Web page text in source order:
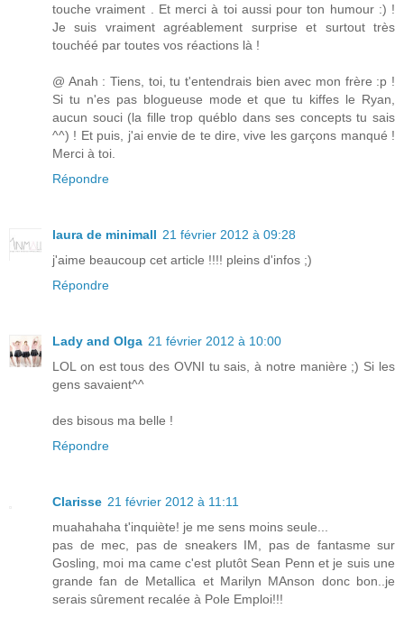
touche vraiment . Et merci à toi aussi pour ton humour :) !
Je suis vraiment agréablement surprise et surtout très
touchéé par toutes vos réactions là !
@ Anah : Tiens, toi, tu t'entendrais bien avec mon frère :p !
Si tu n'es pas blogueuse mode et que tu kiffes le Ryan,
aucun souci (la fille trop québlo dans ses concepts tu sais
^^) ! Et puis, j'ai envie de te dire, vive les garçons manqué !
Merci à toi.
Répondre
laura de minimall 21 février 2012 à 09:28
j'aime beaucoup cet article !!!! pleins d'infos ;)
Répondre
Lady and Olga 21 février 2012 à 10:00
LOL on est tous des OVNI tu sais, à notre manière ;) Si les
gens savaient^^
des bisous ma belle !
Répondre
Clarisse 21 février 2012 à 11:11
muahahaha t'inquiète! je me sens moins seule...
pas de mec, pas de sneakers IM, pas de fantasme sur
Gosling, moi ma came c'est plutôt Sean Penn et je suis une
grande fan de Metallica et Marilyn MAnson donc bon..je
serais sûrement recalée à Pole Emploi!!!